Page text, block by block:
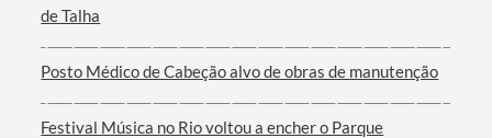
Filtros
de Talha
Posto Médico de Cabeção alvo de obras de manutenção
Festival Música no Rio voltou a encher o Parque